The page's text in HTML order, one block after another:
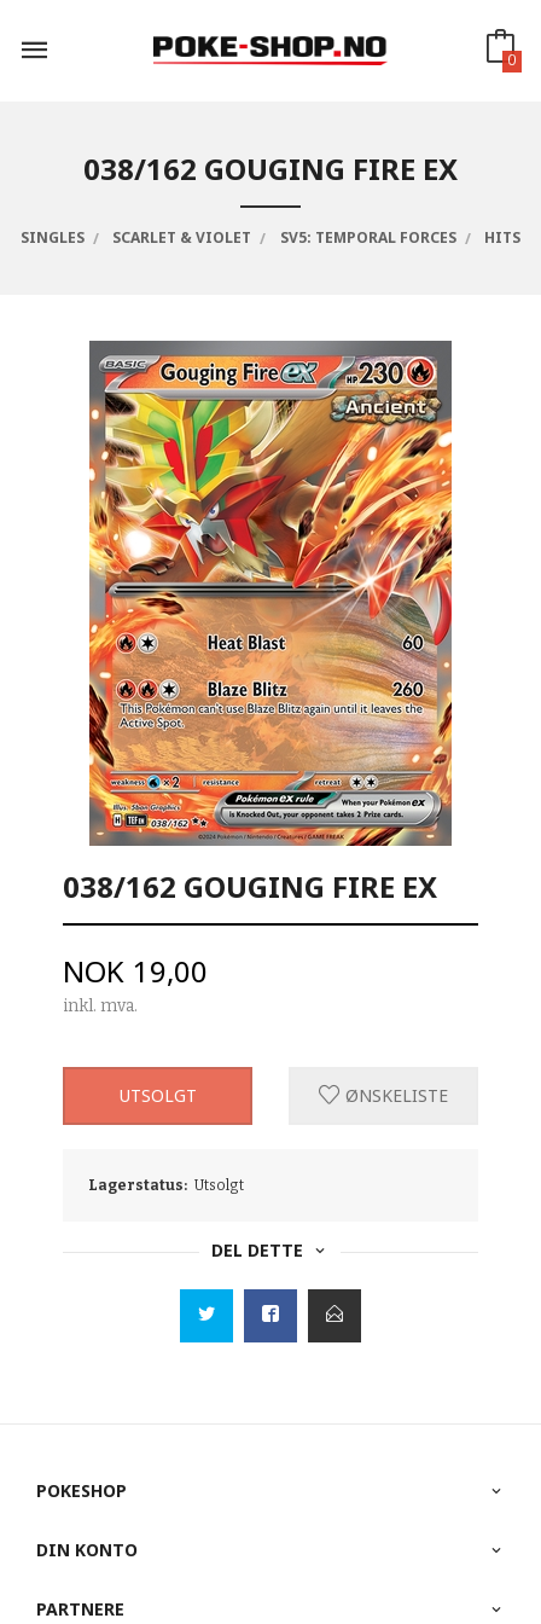
innholdet
0
038/162 GOUGING FIRE EX
SINGLES SCARLET & VIOLET SV5: TEMPORAL FORCES HITS
038/162 GOUGING FIRE EX
Pris
NOK 19,00
inkl. mva.
UTSOLGT ØNSKELISTE
Lagerstatus: Utsolgt
DEL DETTE
POKESHOP
DIN KONTO
PARTNERE